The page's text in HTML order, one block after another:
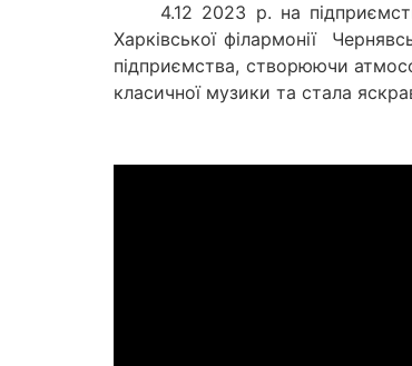
4.12 2023 р. на підприємстві
Харківської філармонії
підприємства, створюючи
класичної музики та стала